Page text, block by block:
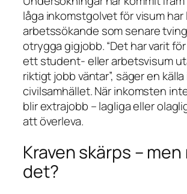
låga inkomstgolvet för visum har
arbetssökande som senare
otrygga gigjobb. “Det har varit
ett student- eller arbetsvisum
riktigt jobb väntar”, säger en
civilsamhället. När inkomsten
blir extrajobb – lagliga eller
att överleva.
Kraven skärps –
det?